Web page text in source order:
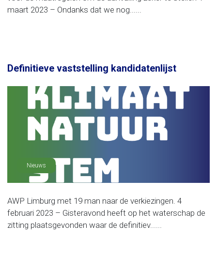
maart 2023 – Ondanks dat we nog......
Definitieve vaststelling kandidatenlijst
Nieuws
AWP Limburg met 19 man naar de verkiezingen. 4
februari 2023 – Gisteravond heeft op het waterschap de
zitting plaatsgevonden waar de definitiev......